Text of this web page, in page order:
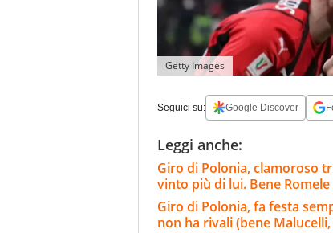
Getty Images
Seguici su: Google Discover
Leggi anche:
Giro di Polonia, clamoroso
vinto più di lui. Bene Romele
Giro di Polonia, fa festa
non ha rivali (bene